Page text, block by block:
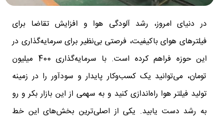
در دنیای امروز، رشد آلودگی هوا و افزایش تقاضا برای
فیلترهای هوای باکیفیت، فرصتی بی‌نظیر برای سرمایه‌گذاری در
این حوزه فراهم کرده است. با سرمایه‌گذاری 400 میلیون
تومان، می‌توانید یک کسب‌وکار پایدار و سودآور را در زمینه
تولید فیلتر هوا راه‌اندازی کنید و به سهمی از این بازار بکر و رو
به رشد دست یابید. یکی از اصلی‌ترین بخش‌های این خط